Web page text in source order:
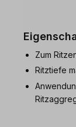
Zum
Ritztiefe